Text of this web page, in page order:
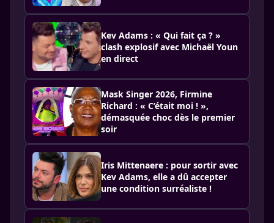
Kev Adams : « Qui fait ça ? »
clash explosif avec Michaël Youn
en direct
Mask Singer 2026, Firmine
Richard : « C’était moi ! »,
démasquée choc dès le premier
soir
Iris Mittenaere : pour sortir avec
Kev Adams, elle a dû accepter
une condition surréaliste !